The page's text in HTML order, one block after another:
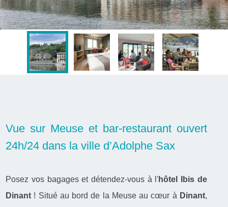
Vue sur Meuse et bar-restaurant ouvert
24h/24 dans la ville d’Adolphe Sax
Posez vos bagages et détendez-vous à l'hôtel Ibis de
Dinant ! Situé au bord de la Meuse au cœur à Dinant,